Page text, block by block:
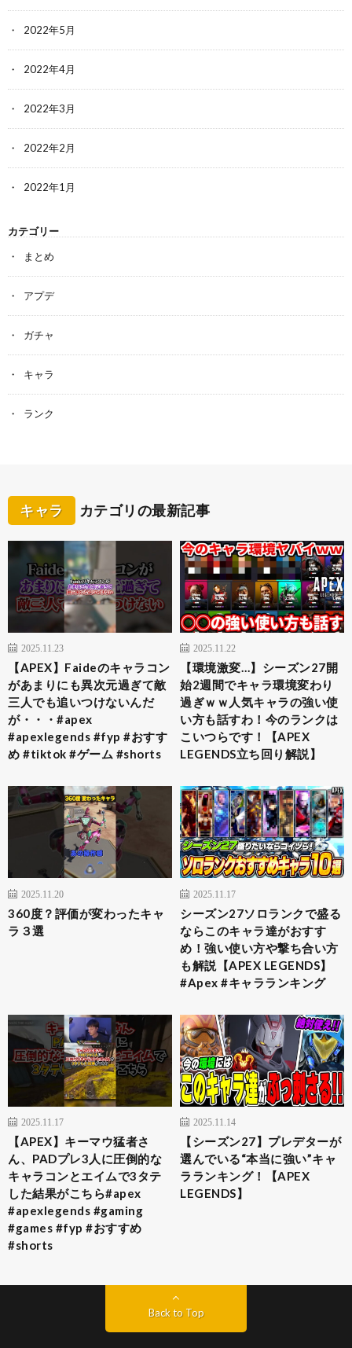
2022年5月
2022年4月
2022年3月
2022年2月
2022年1月
カテゴリー
まとめ
アプデ
ガチャ
キャラ
ランク
キャラ カテゴリの最新記事
2025.11.23
【APEX】Faideのキャラコン
があまりにも異次元過ぎて敵
三人でも追いつけないんだ
が・・・#apex
#apexlegends #fyp #おすす
め #tiktok #ゲーム #shorts
2025.11.22
【環境激変…】シーズン27開
始2週間でキャラ環境変わり
過ぎｗｗ人気キャラの強い使
い方も話すわ！今のランクは
こいつらです！【APEX
LEGENDS立ち回り解説】
2025.11.20
360度？評価が変わったキャ
ラ３選
2025.11.17
シーズン27ソロランクで盛る
ならこのキャラ達がおすす
め！強い使い方や撃ち合い方
も解説【APEX LEGENDS】
#Apex #キャラランキング
2025.11.17
【APEX】キーマウ猛者さ
ん、PADプレ3人に圧倒的な
キャラコンとエイムで3タテ
した結果がこちら#apex
#apexlegends #gaming
#games #fyp #おすすめ
#shorts
2025.11.14
【シーズン27】プレデターが
選んでいる“本当に強い”キャ
ラランキング！【APEX
LEGENDS】
Back to Top